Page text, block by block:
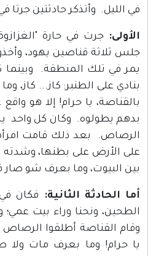
في الليل. وأتذكر حادثتين جرتا
الأولى: جرت في حارة
جلس ثلاثة قناصين يهود،
يمر في تلك المنطقة. وبينما
بنادي على الطنبر: كاز... كاز،
بالقناصة، يا حرام! إلا هو
بدهم يطولوه. وكان كل واحد
الرصاص. بعد ذلك قامت
على الأرض على بطنها، وشدته
بين البيوت، وما بعرف شو صار
أما الحادثة الثانية:
فكان
الطحين، ونحنا وراء بيت عمي؛
وقام القناصة أطلقوا الرصاص
يا حرام! وما بعرف مات